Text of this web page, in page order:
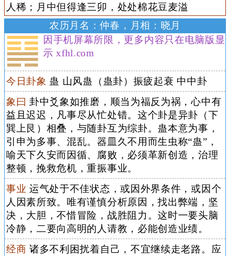
人稀；月中但得逢三卯，处处棉花豆麦溢
农历月名：仲春，月相：晓月
因手机屏幕所限，更多内容只在电脑版显
示 xfhl.com
今日卦象 蛊 山风蛊（蛊卦）振疲起衰 中中卦
象曰 卦中爻象如推磨，顺当为福反为祸，心中有
益且迟迟，凡事尽从忙处错。这个卦是异卦（下
巽上艮）相叠，与随卦互为综卦。蛊本意为事，
引申为多事、混乱。器皿久不用而生虫称“蛊”，
喻天下久安而因循、腐败，必须革新创造，治理
整顿，挽救危机，重振事业。
事业 运气处于不佳状态，或因外界条件，或因个
人因素所致。唯有谨慎分析原因，找出弊端，坚
决，大胆，不惜冒险，战胜阻力。这时一要头脑
冷静，二要向高明的人请教，必能创造业绩。
经商 诸多不利困扰着自己，不宜继续走老路。应